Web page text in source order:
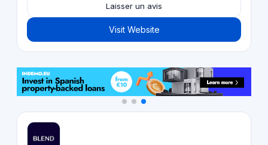
Laisser un avis
Visit Website